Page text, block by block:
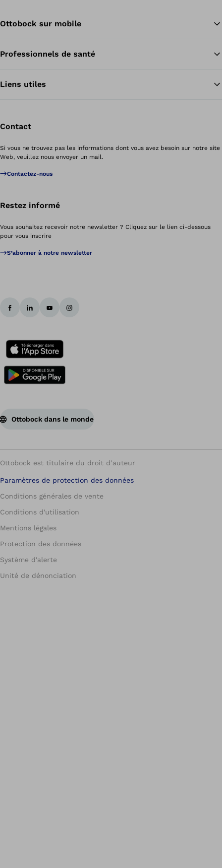
Ottobock sur mobile
Professionnels de santé
Liens utiles
Contact
Si vous ne trouvez pas les informations dont vous avez besoin sur notre site
Web, veuillez nous envoyer un mail.
Contactez-nous
Restez informé
Vous souhaitez recevoir notre newsletter ? Cliquez sur le lien ci-dessous
pour vous inscrire
S’abonner à notre newsletter
Ottobock dans le monde
Ottobock est titulaire du droit d’auteur
Paramètres de protection des données
Conditions générales de vente
Conditions d'utilisation
Mentions légales
Protection des données
Système d'alerte
Unité de dénonciation